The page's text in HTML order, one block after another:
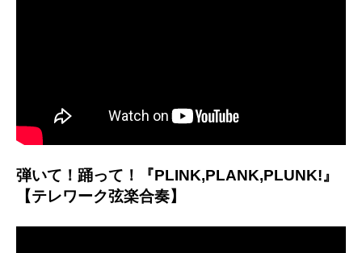
弾いて！踊って！『PLINK,PLANK,PLUNK!』
【テレワーク弦楽合奏】